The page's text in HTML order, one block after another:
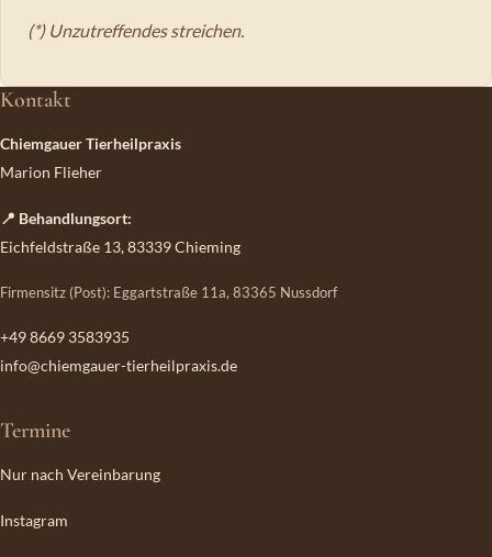
(*) Unzutreffendes streichen.
Kontakt
Chiemgauer Tierheilpraxis
Marion Flieher
📍 Behandlungsort:
Eichfeldstraße 13, 83339 Chieming
Firmensitz (Post): Eggartstraße 11a, 83365 Nussdorf
+49 8669 3583935
info@chiemgauer-tierheilpraxis.de
Termine
Nur nach Vereinbarung
Instagram